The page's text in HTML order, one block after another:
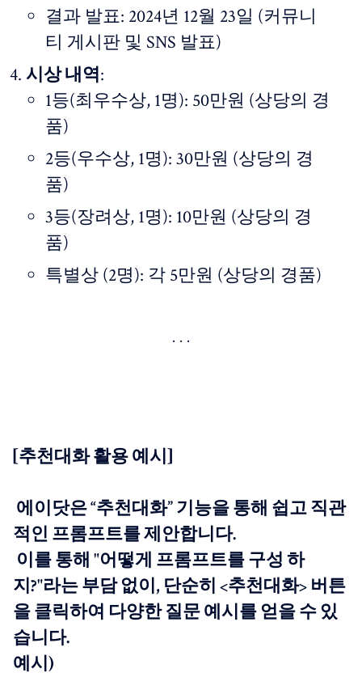
결과 발표: 2024년 12월 23일 (커뮤니
티 게시판 및 SNS 발표)
시상 내역:
1등(최우수상, 1명): 50만원 (상당의 경
품)
2등(우수상, 1명): 30만원 (상당의 경
품)
3등(장려상, 1명): 10만원 (상당의 경
품)
특별상 (2명): 각 5만원 (상당의 경품)
[추천대화 활용 예시]
에이닷은 “추천대화” 기능을 통해 쉽고 직관
적인 프롬프트를 제안합니다.
이를 통해 "어떻게 프롬프트를 구성 하
지?"라는 부담 없이, 단순히 <추천대화> 버튼
을 클릭하여 다양한 질문 예시를 얻을 수 있
습니다.
예시)